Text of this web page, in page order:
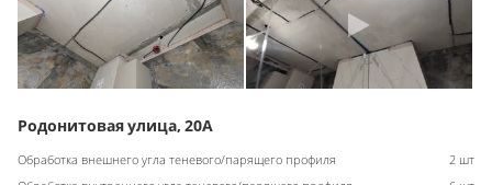
Родонитовая улица, 20А
Обработка внешнего угла теневого/парящего профиля
2 шт